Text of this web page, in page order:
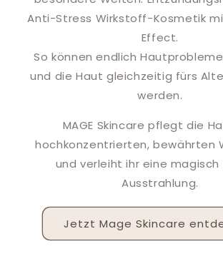
Anti-Stress Wirkstoff-Kosmetik
Effect.
So können endlich
und die Haut gleichzeitig fürs
werden.
MAGE Skincare pflegt die
hochkonzentrierten, bewährten
und verleiht ihr eine magisch
Ausstrahlung.
Jetzt Mage Skincare